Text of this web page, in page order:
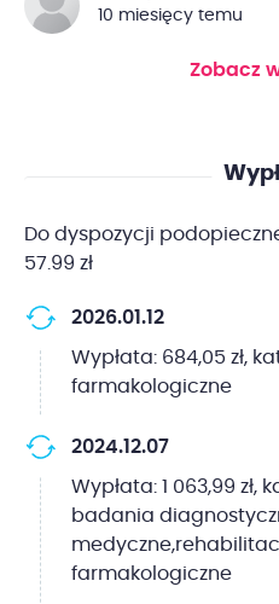
10 miesięcy temu
Zobacz
Do dyspozycji
57.99 zł
2026.01.12
Wypłata: 684,05 zł,
farmakologiczne
2024.12.07
Wypłata: 1 063,99
badania
farmakologiczne